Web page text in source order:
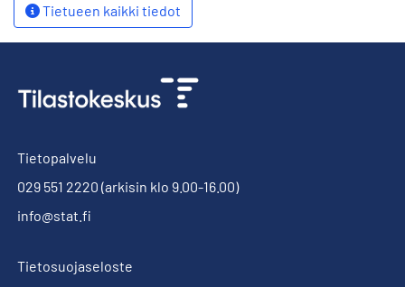
Tietueen kaikki tiedot
Tietopalvelu
029 551 2220 (arkisin klo 9.00-16.00)
info@stat.fi
Tietosuojaseloste